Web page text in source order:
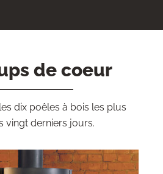
de coeur
dix poêles à bois les plus
vingt derniers jours.